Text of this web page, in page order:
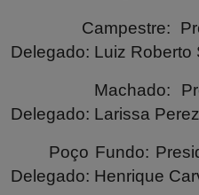
Campestre:
Delegado: Luiz Roberto
Machado:
Delegado: Larissa Perez
Poço Fundo:
Delegado: Henrique